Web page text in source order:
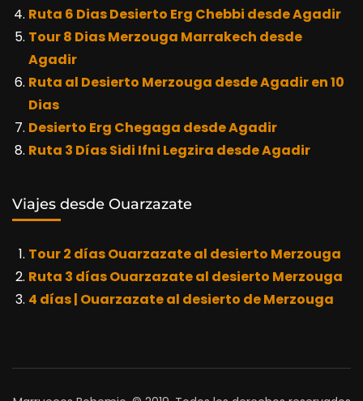
Ruta 6 Dias Desierto Erg Chebbi desde Agadir
Tour 8 Dias Merzouga Marrakech desde
Agadir
Ruta al Desierto Merzouga desde Agadir en 10
Dias
Desierto Erg Chegaga desde Agadir
Ruta 3 Días Sidi Ifni Legzira desde Agadir
Viajes desde Ouarzazate
Tour 2 días Ouarzazate al desierto Merzouga
Ruta 3 días Ouarzazate al desierto Merzouga
4 días | Ouarzazate al desierto de Merzouga